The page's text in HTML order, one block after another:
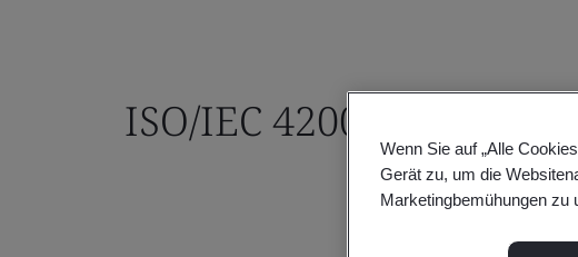
ISO/IEC 42001:2023
Wenn Sie auf „Alle
Gerät zu, um die
Marketingbemühungen zu